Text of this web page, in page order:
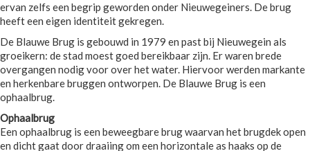
ervan zelfs een begrip geworden onder Nieuwegeiners. De brug
heeft een eigen identiteit gekregen.
De Blauwe Brug is gebouwd in 1979 en past bij Nieuwegein als
groeikern: de stad moest goed bereikbaar zijn. Er waren brede
overgangen nodig voor over het water. Hiervoor werden markante
en herkenbare bruggen ontworpen. De Blauwe Brug is een
ophaalbrug.
Ophaalbrug
Een ophaalbrug is een beweegbare brug waarvan het brugdek open
en dicht gaat door draaiing om een horizontale as haaks op de